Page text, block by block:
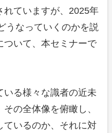
れていますが、2025年
うなっていくのかを説
ついて、本セミナーで
いる様々な識者の近未
の全体像を俯瞰し、
ているのか、それに対